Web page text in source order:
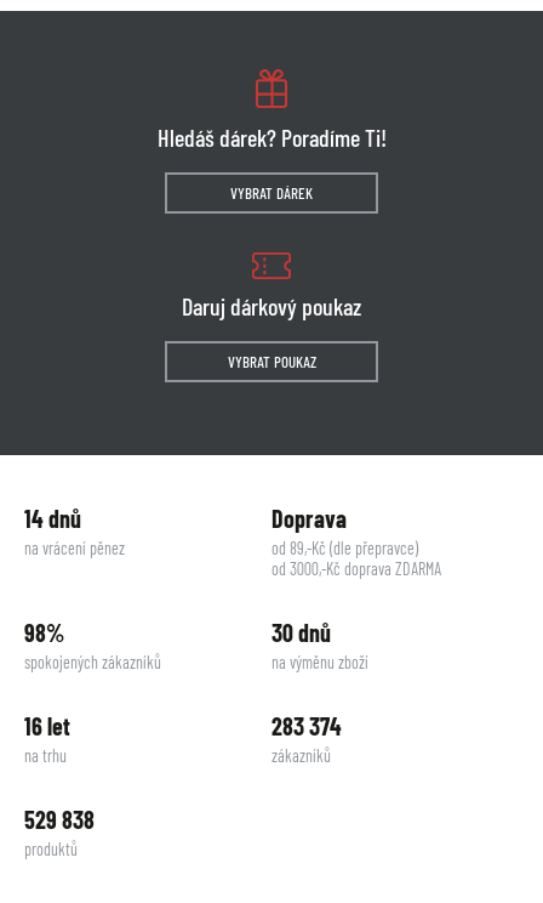
Hledáš dárek? Poradíme Ti!
VYBRAT DÁREK
Daruj dárkový poukaz
VYBRAT POUKAZ
14 dnů
na vrácení pěnez
Doprava
od 89,-Kč (dle přepravce)
od 3000,-Kč doprava ZDARMA
98%
spokojených zákazníků
30 dnů
na výměnu zboží
16 let
na trhu
283 374
zákazníků
529 838
produktů